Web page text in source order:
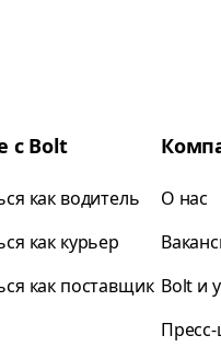
с Bolt
как водитель
как курьер
как поставщик
О нас
Bolt и